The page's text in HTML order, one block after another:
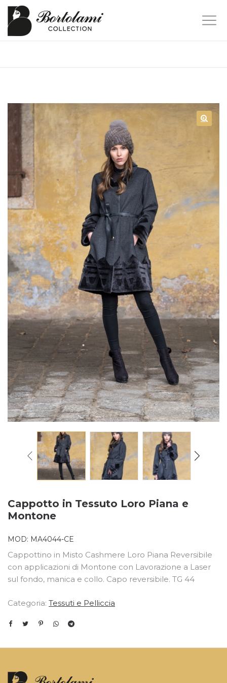
Cappotto in Tessuto Loro Piana e
Montone
MOD: MA4044-CE
Cappottino in Misto Cashmere Loro Piana Reversibile
con applicazioni di Montone con Lavorazione a Laser
sul fondo, manica e collo. Capo reversibile. TG 44
Categoria: Tessuti e Pelliccia